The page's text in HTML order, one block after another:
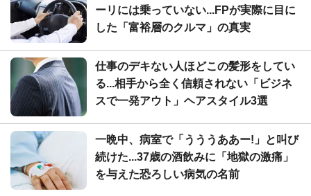
ーリには乗っていない...FPが実際に目に
した「富裕層のクルマ」の真実
仕事のデキない人ほどこの髪形をしてい
る...相手から全く信頼されない「ビジネ
スで一発アウト」ヘアスタイル3選
一晩中、病室で「うううああー!」と叫び
続けた...37歳の酒飲みに「地獄の激痛」
を与えた恐ろしい病気の名前